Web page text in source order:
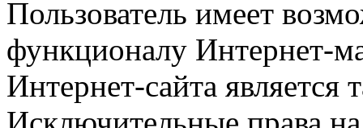
Пользователь имеет
функционалу Интернет-
Интернет-сайта